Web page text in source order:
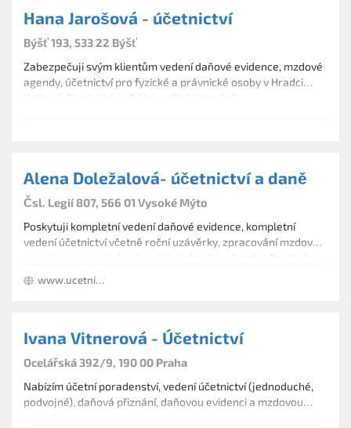
Hana Jarošová - účetnictví
Býšť 193, 533 22 Býšť
Zabezpečuji svým klientům vedení daňové evidence, mzdové
agendy, účetnictví pro fyzické a právnické osoby v Hradci
Králové, Pardubicích, Býšti a přilehlém okolí.
Alena Doležalová- účetnictví a daně
Čsl. Legií 807, 566 01 Vysoké Mýto
Poskytuji kompletní vedení daňové evidence, kompletní
vedení účetnictví včetně roční uzávěrky, zpracování mzdové
agendy, zpracování veškerých daňových přiznání. Používám
účetní program Pohoda.
www.ucetnictvi-ad.cz
Ivana Vitnerová - Účetnictví
Ocelářská 392/9, 190 00 Praha
Nabízím účetní poradenství, vedení účetnictví (jednoduché,
podvojné), daňová přiznání, daňovou evidenci a mzdovou